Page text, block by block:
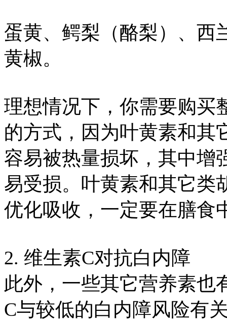
蛋黄、鳄梨（酪梨）、西
黄椒。
理想情况下，你需要购买
的方式，因为叶黄素和其
容易被热量损坏，其中增
易受损。叶黄素和其它类
优化吸收，一定要在膳食
2. 维生素C对抗白内障
此外，一些其它营养素也
C与较低的白内障风险有